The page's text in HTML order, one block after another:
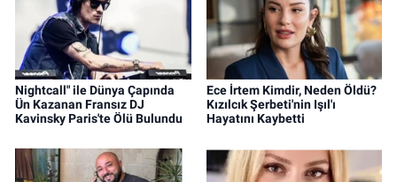
Nightcall" ile Dünya Çapında
Ün Kazanan Fransız DJ
Kavinsky Paris'te Ölü Bulundu
Ece İrtem Kimdir, Neden Öldü?
Kızılcık Şerbeti'nin Işıl'ı
Hayatını Kaybetti